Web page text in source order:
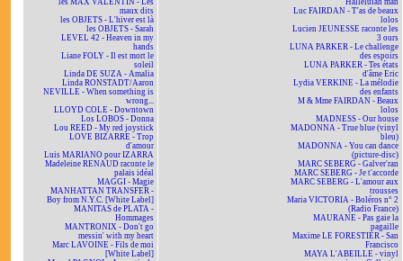
les MAX VALENTIN - Les
maux dits
les OBJETS - L'hiver est là
les OBJETS - Sarah
LEVEL 42 - Heaven in my
hands
Liane FOLY - Il est mort le
soleil
Linda DE SUZA - Amalia
Linda RONSTADT/Aaron
NEVILLE - When something is
wrong...
LLOYD COLE - Downtown
Los LOBOS - Donna
Lou REED - My red joystick
LOVE BIZARRE - Trop
d'amour
Luis MARIANO pour IZARRA
Madeleine RENAUD raconte le
palais idéal
MAGGI - Magie
MANHATTAN TRANSFER -
Boy from N.Y.C. [White Label]
MANITAS de PLATA -
Hommages
MANTRONIX - Don't go
messin' with my heart
Marc LAVOINE - Fils de moi
[White Label]
Halleluiah man
Luc FAIRDAN - T'as de beaux
lolos
Lucien JEUNESSE raconte les
3 ours
LUNA PARKER - Le challenge
des espoirs
LUNA PARKER - Tes états
d'âme Eric
Lydia VERKINE - La mélodie
des enfants
M & Mme FAIRDAN - Beaux
lolos
MADNESS - Our house
MADONNA - True blue (vinyl
bleu)
MADONNA - You can dance
(picture-disc)
MARC SEBERG - Galver'ran
MARC SEBERG - Je t'accorde
MARC SEBERG - L'amour aux
trousses
Maria VICTORIA - Boléros n° 2
(Radio France)
MAURANE - Pas gaie la
pagaille
Maxime LE FORESTIER - San
Francisco
MAYA L'ABEILLE - vinyl